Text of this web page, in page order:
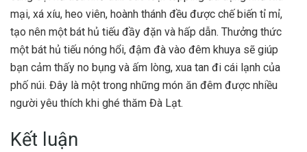
mại, xá xíu, heo viên, hoành thánh đều được chế biến tỉ mỉ,
tạo nên một bát hủ tiếu đầy đặn và hấp dẫn. Thưởng thức
một bát hủ tiếu nóng hổi, đậm đà vào đêm khuya sẽ giúp
bạn cảm thấy no bụng và ấm lòng, xua tan đi cái lạnh của
phố núi. Đây là một trong những món ăn đêm được nhiều
người yêu thích khi ghé thăm Đà Lạt.
Kết luận